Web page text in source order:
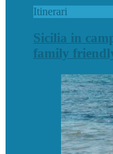
Itinerari
Sicilia in
family